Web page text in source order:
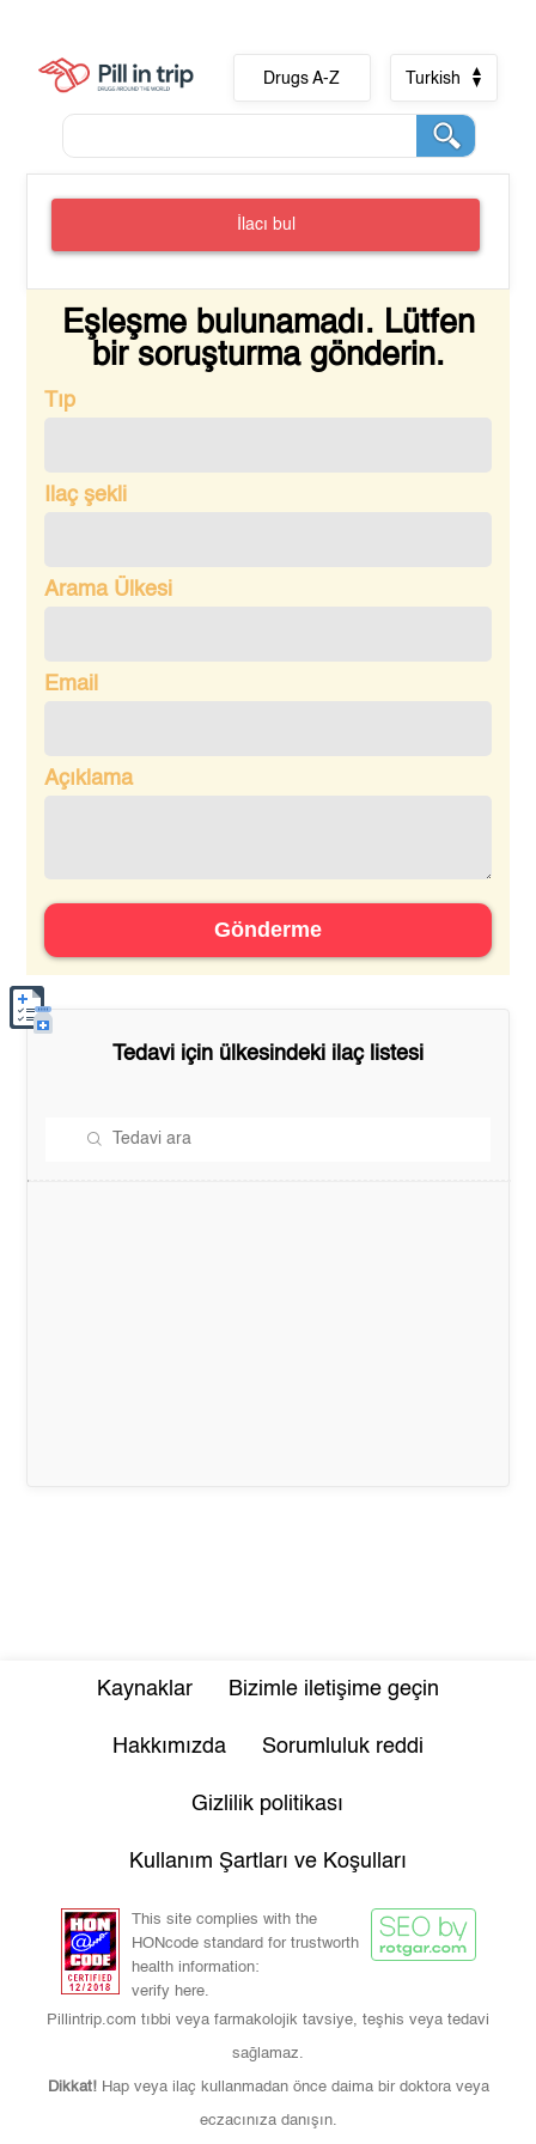
Drugs A-Z Turkish
İlacı bul
Eşleşme bulunamadı. Lütfen
bir soruşturma gönderin.
Tıp
Ilaç şekli
Arama Ülkesi
Email
Açıklama
Gönderme
Tedavi için ülkesindeki ilaç listesi
Kaynaklar Bizimle iletişime geçin
Hakkımızda Sorumluluk reddi
Gizlilik politikası
Kullanım Şartları ve Koşulları
This site complies with the
HONcode standard for trustworth
health information:
verify here.
Pillintrip.com tıbbi veya farmakolojik tavsiye, teşhis veya tedavi
sağlamaz.
Dikkat! Hap veya ilaç kullanmadan önce daima bir doktora veya
eczacınıza danışın.